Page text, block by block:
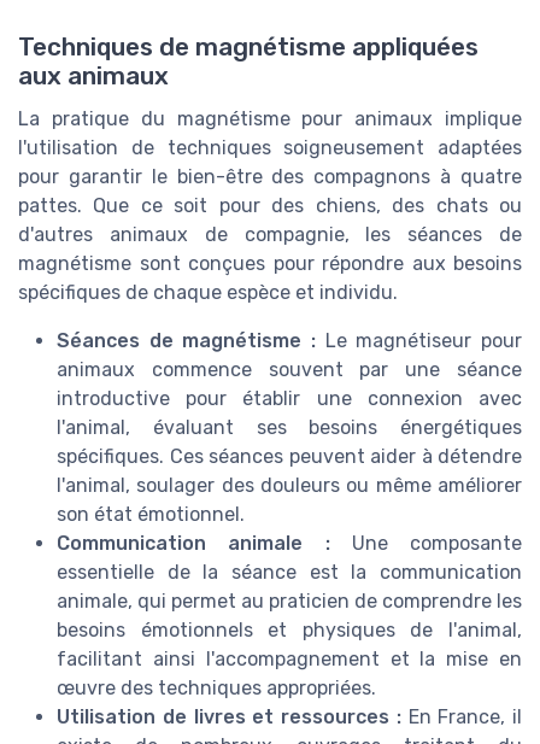
Techniques de magnétisme appliquées
aux animaux
La pratique du magnétisme pour animaux implique
l'utilisation de techniques soigneusement adaptées
pour garantir le bien-être des compagnons à quatre
pattes. Que ce soit pour des chiens, des chats ou
d'autres animaux de compagnie, les séances de
magnétisme sont conçues pour répondre aux besoins
spécifiques de chaque espèce et individu.
Séances de magnétisme : Le magnétiseur pour
animaux commence souvent par une séance
introductive pour établir une connexion avec
l'animal, évaluant ses besoins énergétiques
spécifiques. Ces séances peuvent aider à détendre
l'animal, soulager des douleurs ou même améliorer
son état émotionnel.
Communication animale :Une composante
essentielle de la séance est la communication
animale, qui permet au praticien de comprendre les
besoins émotionnels et physiques de l'animal,
facilitant ainsi l'accompagnement et la mise en
œuvre des techniques appropriées.
Utilisation de livres et ressources :En France, il